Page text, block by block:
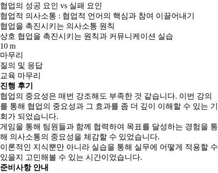
협업의 성공 요인 vs 실패 요인
협업적 의사소통 : 협업적 언어의 핵심과 참여 이끌어내기
협업을 촉진시키는 의사소통 원칙
상호 협업을 촉진시키는 원칙과 커뮤니케이션 실습
10 m
마무리
질의 및 응답
교육 마무리
진행 후기
협업의 중요성은 매번 강조해도 부족한 것 같습니다. 이번 강의
를 통해 협업의 중요성과 그 효과를 좀 더 깊이 이해할 수 있는 기
회가 되었습니다.
게임을 통해 팀원들과 함께 협력하여 목표를 달성하는 경험을 통
해 의사소통의 중요성을 체감할 수 있었습니다.
이론적인 지식뿐만 아니라 실습을 통해 실무에 어떻게 적용할 수
있을지 고민해볼 수 있는 시간이었습니다.
준비사항 안내